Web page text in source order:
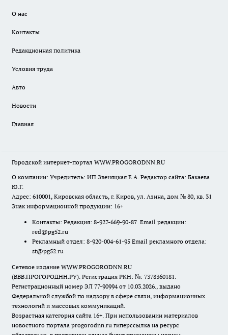
О нас
Контакты
Редакционная политика
Условия труда
Авто
Новости
Главная
Городской интернет-портал WWW.PROGORODNN.RU
О компании: Учредитель: ИП Звеняцкая Е.А. Редактор сайта: Бакаева
Ю.Г.
Адрес: 610001, Кировская область, г. Киров, ул. Азина, дом № 80, кв. 31
Знак информационной продукции: 16+
Контакты: Редакция: 8-927-669-90-87 Email редакции:
red@pg52.ru
Рекламный отдел: 8-920-004-61-95 Email рекламного отдела:
st@pg52.ru
Сетевое издание WWW.PROGORODNN.RU
(ВВВ.ПРОГОРОДНН.РУ). Регистрация РКН: №: 7378360181.
Регистрационный номер ЭЛ 77-90994 от 10.03.2026., выдано
Федеральной службой по надзору в сфере связи, информационных
технологий и массовых коммуникаций.
Возрастная категория сайта 16+. При использовании материалов
новостного портала progorodnn.ru гиперссылка на ресурс